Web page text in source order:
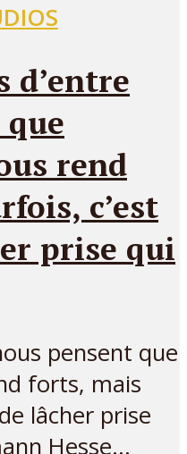
d’entre
rend
c’est
prise qui
pensent que
forts, mais
lâcher prise
Hesse...